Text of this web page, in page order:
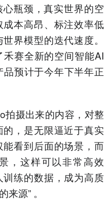
瓶颈，真实世界的空
本高昂、标注效率低
界模型的迭代速度。
赛全新的空间智能AI
预计于今年下半年正
拍摄出来的内容，对整
，是无限逼近于真实
看到后面的场景，而
，这样可以非常高效
练的数据，成为高质
源” 。